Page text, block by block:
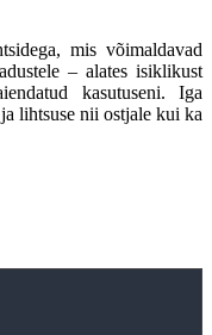
mis võimaldavad
– alates isiklikust
kasutuseni. Iga
lihtsuse nii ostjale kui ka